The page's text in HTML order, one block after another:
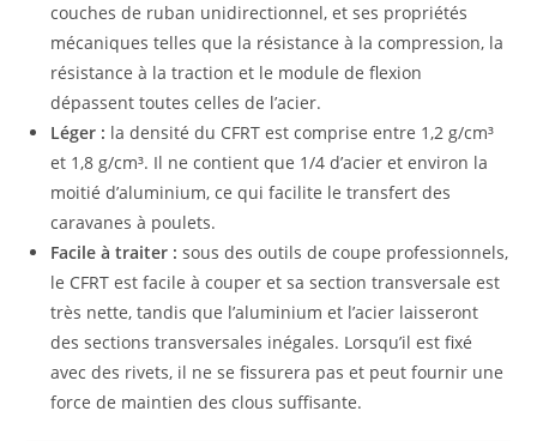
couches de ruban unidirectionnel, et ses propriétés
mécaniques telles que la résistance à la compression, la
résistance à la traction et le module de flexion
dépassent toutes celles de l’acier.
Léger : la densité du CFRT est comprise entre 1,2 g/cm³
et 1,8 g/cm³. Il ne contient que 1/4 d’acier et environ la
moitié d’aluminium, ce qui facilite le transfert des
caravanes à poulets.
Facile à traiter : sous des outils de coupe professionnels,
le CFRT est facile à couper et sa section transversale est
très nette, tandis que l’aluminium et l’acier laisseront
des sections transversales inégales. Lorsqu’il est fixé
avec des rivets, il ne se fissurera pas et peut fournir une
force de maintien des clous suffisante.